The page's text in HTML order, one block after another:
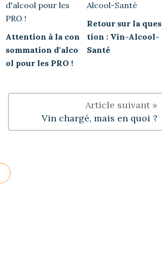
Attention à la con
sommation d'alco
ol pour les PRO !
Retour sur la ques
tion : Vin-Alcool-
Santé
Vin chargé, mais en quoi ?